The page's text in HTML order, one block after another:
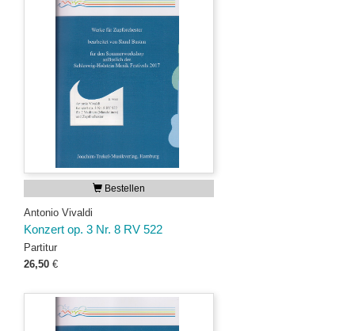
Bestellen
Antonio Vivaldi
Konzert op. 3 Nr. 8 RV 522
Partitur
26,50 €